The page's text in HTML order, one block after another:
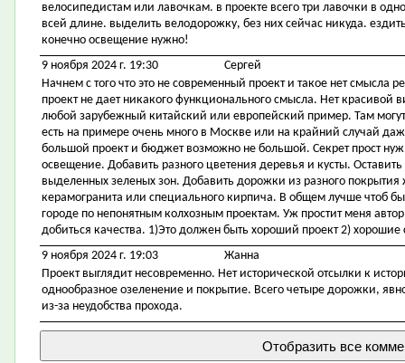
велосипедистам или лавочкам. в проекте всего три лавочки в
всей длине. выделить велодорожку, без них сейчас никуда.
конечно освещение нужно!
9 ноября 2024 г. 19:30
Сергей
Начнем с того что это не современный проект и такое нет смысла
проект не дает никакого функционального смысла. Нет красивой
любой зарубежный китайский или европейский пример. Там
есть на примере очень много в Москве или на крайний случай
большой проект и бюджет возможно не большой. Секрет прост
освещение. Добавить разного цветения деревья и кусты.
выделенных зеленых зон. Добавить дорожки из разного покрытия
керамогранита или специального кирпича. В общем лучше чтоб
городе по непонятным колхозным проектам. Уж простит меня
добиться качества. 1)Это должен быть хороший проект 2) хорошие
9 ноября 2024 г. 19:03
Жанна
Проект выглядит несовременно. Нет исторической отсылки к
однообразное озеленение и покрытие. Всего четыре дорожки,
из-за неудобства прохода.